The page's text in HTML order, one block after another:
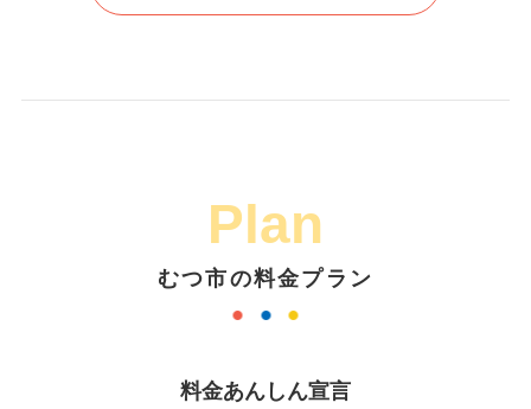
Plan
むつ市の料金プラン
料金あんしん宣言